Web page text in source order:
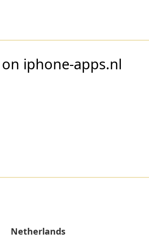
iphone-apps.nl
Netherlands